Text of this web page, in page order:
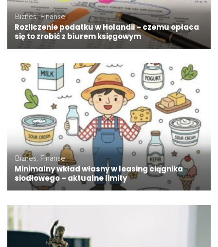
Biznes, Finanse
Rozliczenie podatku w Holandii – czemu opłaca
się to zrobić z biurem księgowym
Biznes, Finanse
Minimalny wkład własny w leasing ciągnika
siodłowego – aktualne limity